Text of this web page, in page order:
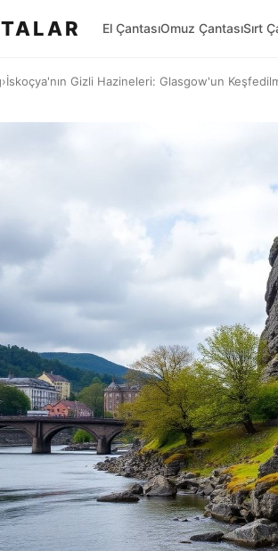
El ÇantasıOmuz ÇantasıSırt
›İskoçya'nın Gizli Hazineleri: Glasgow'un